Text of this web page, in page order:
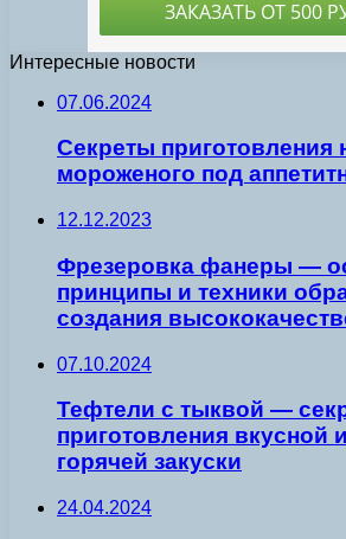
Интересные новости
07.06.2024
Секреты приготовления
мороженого под
12.12.2023
Фрезеровка фанеры —
принципы и техники
создания
07.10.2024
Тефтели с тыквой —
приготовления вкусной
горячей закуски
24.04.2024